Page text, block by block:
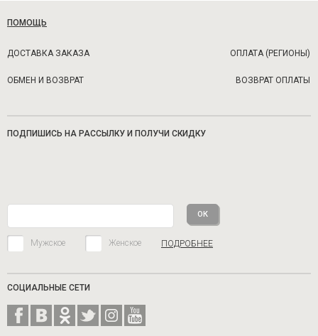
ПОМОЩЬ
ДОСТАВКА ЗАКАЗА ОПЛАТА (РЕГИОНЫ)
ОБМЕН И ВОЗВРАТ ВОЗВРАТ ОПЛАТЫ
ПОДПИШИСЬ НА РАССЫЛКУ И ПОЛУЧИ СКИДКУ
Мужское Женское ПОДРОБНЕЕ
СОЦИАЛЬНЫЕ СЕТИ